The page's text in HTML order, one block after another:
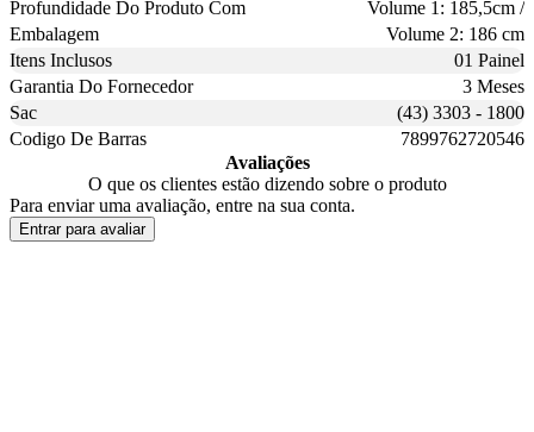
Profundidade Do Produto Com
Embalagem
Volume 1: 185,5cm /
Volume 2: 186 cm
Itens Inclusos
01 Painel
Garantia Do Fornecedor
3 Meses
Sac
(43) 3303 - 1800
Codigo De Barras
7899762720546
Avaliações
O que os clientes estão dizendo sobre o produto
Para enviar uma avaliação, entre na sua conta.
Entrar para avaliar